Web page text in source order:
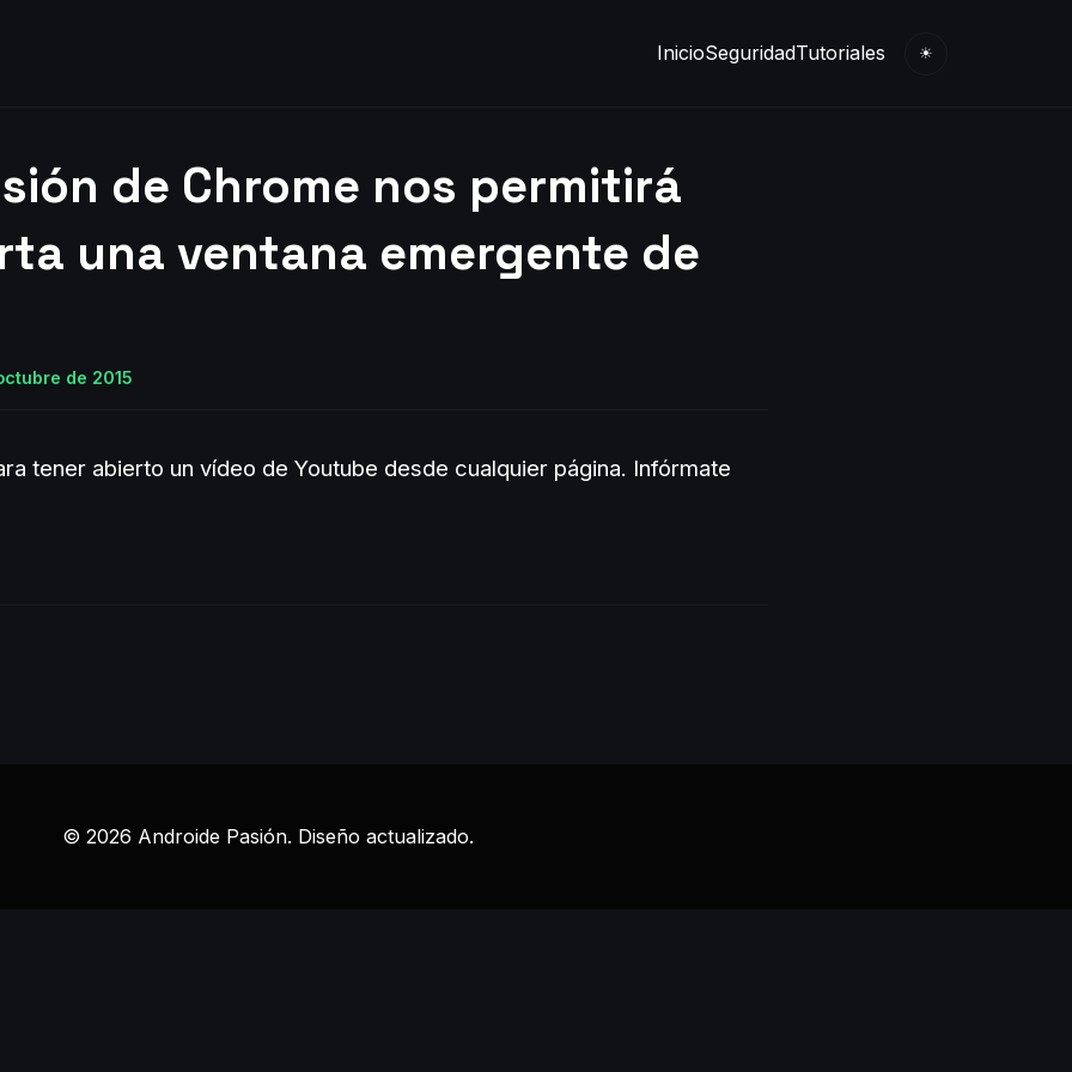
InicioSeguridadTutoriales ☀
de Chrome nos permitirá
una ventana emergente de
de 2015
tener abierto un vídeo de Youtube desde cualquier página. Infórmate
© 2026 Androide Pasión. Diseño actualizado.